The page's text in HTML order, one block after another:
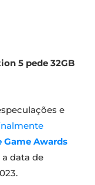
5 pede 32GB
e
Game Awards
data de